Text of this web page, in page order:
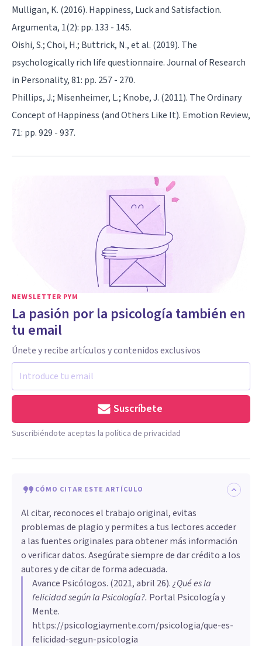
Mulligan, K. (2016). Happiness, Luck and Satisfaction.
Argumenta, 1(2): pp. 133 - 145.
Oishi, S.; Choi, H.; Buttrick, N., et al. (2019). The
psychologically rich life questionnaire. Journal of Research
in Personality, 81: pp. 257 - 270.
Phillips, J.; Misenheimer, L.; Knobe, J. (2011). The Ordinary
Concept of Happiness (and Others Like It). Emotion Review,
71: pp. 929 - 937.
NEWSLETTER PYM
La pasión por la psicología también en
tu email
Únete y recibe artículos y contenidos exclusivos
Suscríbete
Suscribiéndote aceptas la política de privacidad
CÓMO CITAR ESTE ARTÍCULO
Al citar, reconoces el trabajo original, evitas
problemas de plagio y permites a tus lectores acceder
a las fuentes originales para obtener más información
o verificar datos. Asegúrate siempre de dar crédito a los
autores y de citar de forma adecuada.
Avance Psicólogos. (2021, abril 26).¿Qué es la
felicidad según la Psicología?. Portal Psicología y
Mente.
https://psicologiaymente.com/psicologia/que-es-
felicidad-segun-psicologia